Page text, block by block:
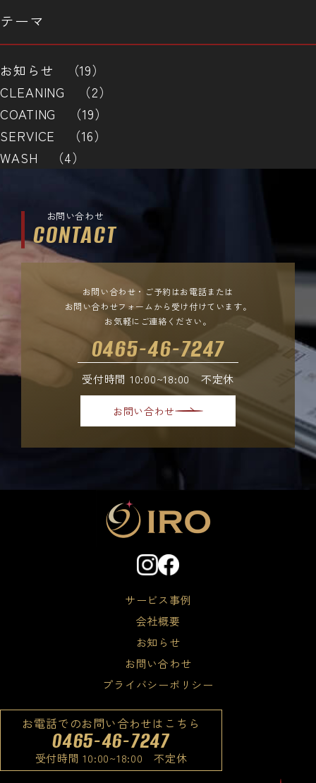
テーマ
お知らせ （19）
CLEANING （2）
COATING （19）
SERVICE （16）
WASH （4）
お問い合わせ
CONTACT
お問い合わせ・ご予約はお電話または
お問い合わせフォームから受け付けています。
お気軽にご連絡ください。
0465-46-7247
受付時間 10:00~18:00 不定休
お問い合わせ
サービス事例
会社概要
お知らせ
お問い合わせ
プライバシーポリシー
お電話でのお問い合わせはこちら
0465-46-7247
受付時間 10:00~18:00 不定休